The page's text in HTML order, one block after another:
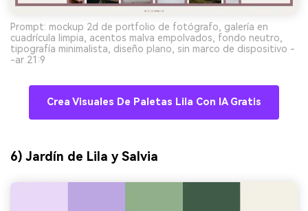
Prompt: mockup 2d de portfolio de fotógrafo, galería en
cuadrícula limpia, acentos malva empolvados, fondo neutro,
tipografía minimalista, diseño plano, sin marco de dispositivo -
-ar 21:9
Crea Visuales De Paletas Lila Con IA Gratis
6) Jardín de Lila y Salvia